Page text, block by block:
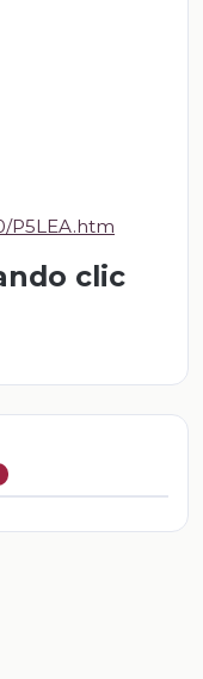
P5LEA.htm
clic